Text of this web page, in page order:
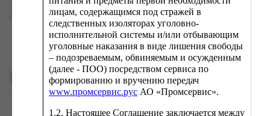
вводу данные предыдущего заказа. Если условия вам не
подходят, выбирайте другие варианты.
ПРОМСЕРВИС.РУС
сервис удалённого формирования заказов
лицам, содержащимся под стражей в
следственных изоляторах уголовно-
исполнительной системы и/или отбывающим
уголовные наказания в виде лишения свободы
– подозреваемым, обвиняемым и осужденным
(далее - ПОО) посредством сервиса по
формированию и вручению передач
www.промсервис.рус АО «Промсервис».
1.2. Настоящее Соглашение заключается между